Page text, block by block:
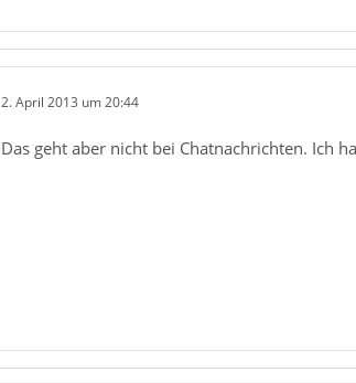
2. April 2013 um 20:44
Das geht aber nicht bei Chatnachrichten. Ich